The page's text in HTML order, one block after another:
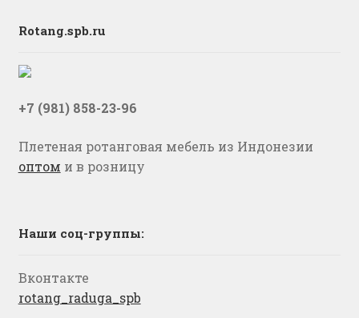
Rotang.spb.ru
+7 (981) 858-23-96
Плетеная ротанговая мебель из Индонезии
оптом и в розницу
Наши соц-группы:
Вконтакте
rotang_raduga_spb